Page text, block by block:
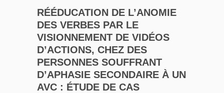
RÉÉDUCATION DE L’ANOMIE
DES VERBES PAR LE
VISIONNEMENT DE VIDÉOS
D’ACTIONS, CHEZ DES
PERSONNES SOUFFRANT
D’APHASIE SECONDAIRE À UN
AVC : ÉTUDE DE CAS